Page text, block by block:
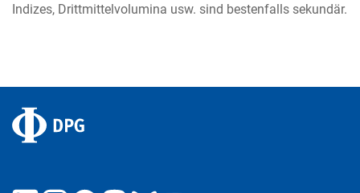
Indizes, Drittmittelvolumina usw. sind bestenfalls sekundär.